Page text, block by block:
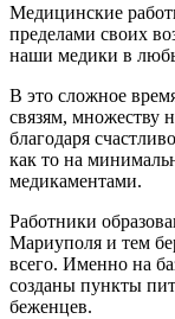
Медицинские
пределами своих
наши медики в
В это сложное
связям, множеству
благодаря
как то на
медикаментами.
Работники
Мариуполя и тем
всего. Именно на
созданы пункты
беженцев.